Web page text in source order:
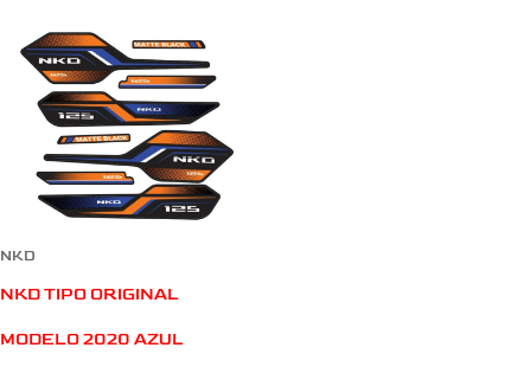
NKD
NKD TIPO ORIGINAL
MODELO 2020 AZUL